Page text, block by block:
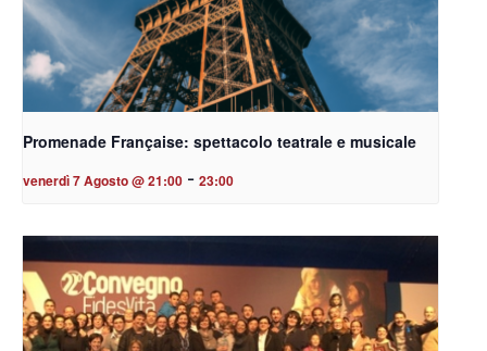
Promenade Française: spettacolo teatrale e musicale
venerdì 7 Agosto @ 21:00 - 23:00